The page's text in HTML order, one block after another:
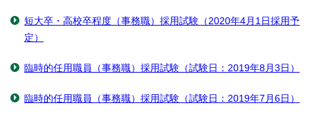
短大卒・高校卒程度（事務職）採用試験（2020年4月1日採用予
定）
臨時的任用職員（事務職）採用試験（試験日：2019年8月3日）
臨時的任用職員（事務職）採用試験（試験日：2019年7月6日）